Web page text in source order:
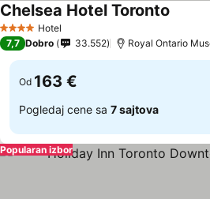
4 ZvezdiceHotel
Chelsea Hotel Toronto
7,7 Dobro 33.552 Royal Ontario
Od 163 €
Pogledaj cene sa 7 sajtova
Popularan izbor